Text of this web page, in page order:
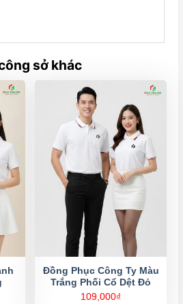
sở khác
Đồng Phục Công Ty Màu
Trắng Phối Cổ Dệt Đỏ
109,000₫